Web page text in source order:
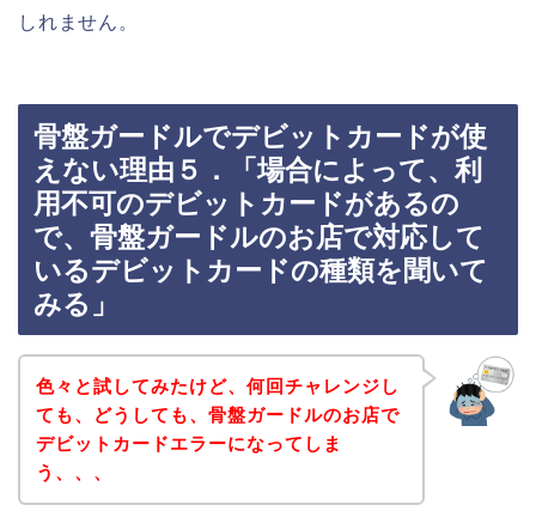
しれません。
骨盤ガードルでデビットカードが使
えない理由５．「場合によって、利
用不可のデビットカードがあるの
で、骨盤ガードルのお店で対応して
いるデビットカードの種類を聞いて
みる」
色々と試してみたけど、何回チャレンジし
ても、どうしても、骨盤ガードルのお店で
デビットカードエラーになってしま
う、、、